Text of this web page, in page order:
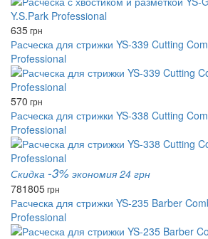
635грн
Расческа для стрижки YS-339 Cutting
Professional
570 грн
Расческа для стрижки YS-338 Cutting
Professional
Скидка -3% экономия 24 грн
781805грн
Расческа для стрижки YS-235 Barber
Professional